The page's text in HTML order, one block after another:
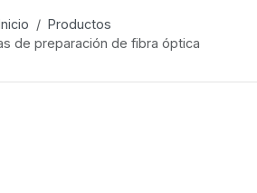
Productos
de preparación de fibra óptica